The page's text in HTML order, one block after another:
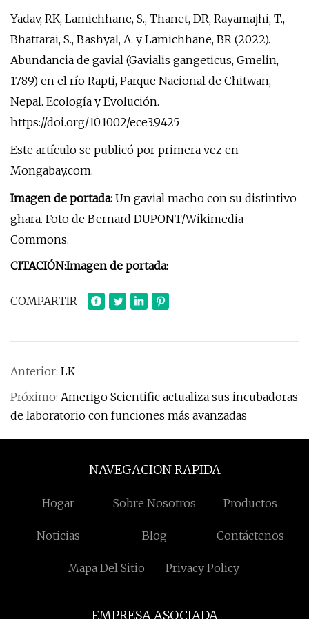
Yadav, RK, Lamichhane, S., Thanet, DR, Rayamajhi, T.,
Bhattarai, S., Bashyal, A. y Lamichhane, BR (2022).
Abundancia de gavial (Gavialis gangeticus, Gmelin,
1789) en el río Rapti, Parque Nacional de Chitwan,
Nepal. Ecología y Evolución.
https://doi.org/10.1002/ece3.9425
Este artículo se publicó por primera vez en
Mongabay.com.
Imagen de portada: Un gavial macho con su distintivo
ghara. Foto de Bernard DUPONT/Wikimedia
Commons.
CITACIÓN:Imagen de portada:
COMPARTIR
Anterior: LK
Próximo: Amerigo Scientific actualiza sus incubadoras
de laboratorio con funciones más avanzadas
NAVEGACION RAPIDA
Hogar Sobre Nosotros Productos
Noticias Blog Contáctenos
Mapa Del Sitio Privacy Policy
EMPRESA ASOCIADA